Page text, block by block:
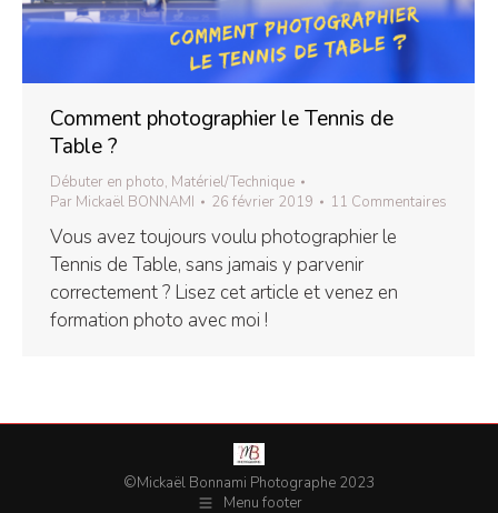
Comment photographier le Tennis de
Table ?
Débuter en photo, Matériel/Technique
Par Mickaël BONNAMI 26 février 2019 11 Commentaires
Vous avez toujours voulu photographier le
Tennis de Table, sans jamais y parvenir
correctement ? Lisez cet article et venez en
formation photo avec moi !
©Mickaël Bonnami Photographe 2023
Menu footer